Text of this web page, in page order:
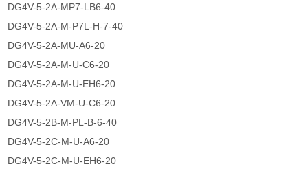
DG4V-5-2A-MP7-LB6-40
DG4V-5-2A-M-P7L-H-7-40
DG4V-5-2A-MU-A6-20
DG4V-5-2A-M-U-C6-20
DG4V-5-2A-M-U-EH6-20
DG4V-5-2A-VM-U-C6-20
DG4V-5-2B-M-PL-B-6-40
DG4V-5-2C-M-U-A6-20
DG4V-5-2C-M-U-EH6-20